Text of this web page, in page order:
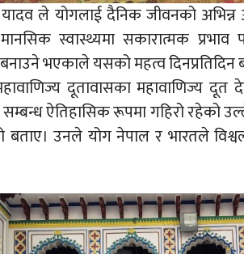
यादव ले योगलाई दैनिक जीवनको
स्वास्थ्यमा सकारात्मक प्रभाव
भएकाले यसको महत्व दिनप्रतिदिन
दूतावासका महावाणिज्य
सम्बन्ध ऐतिहासिक रूपमा गहिरो रहेको
बताए। उनले योग नेपाल र भारतले